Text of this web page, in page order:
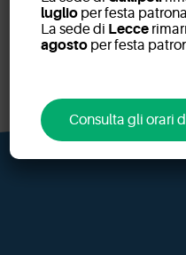
luglio per festa
La sede di Lecce
agosto per festa
Consulta gli orari